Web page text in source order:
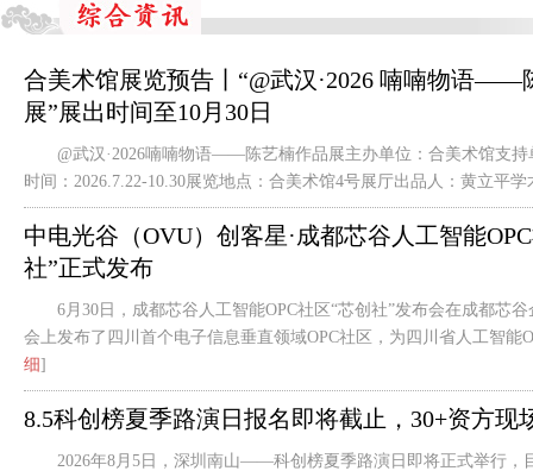
合美术馆展览预告丨“@武汉·2026 喃喃物语——
展”展出时间至10月30日
@武汉·2026喃喃物语——陈艺楠作品展主办单位：合美术馆支持
时间：2026.7.22-10.30展览地点：合美术馆4号展厅出品人：黄立平学
中电光谷（OVU）创客星·成都芯谷人工智能
社”正式发布
6月30日，成都芯谷人工智能OPC社区“芯创社”发布会在成都芯
会上发布了四川首个电子信息垂直领域OPC社区，为四川省人工智能
细]
8.5科创榜夏季路演日报名即将截止，30+资方现
2026年8月5日，深圳南山——科创榜夏季路演日即将正式举行，